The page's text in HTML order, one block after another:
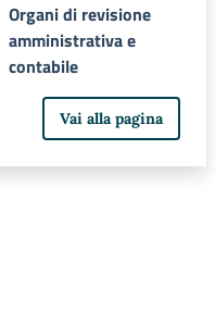
Organi di revisione
amministrativa e
contabile
Vai alla pagina